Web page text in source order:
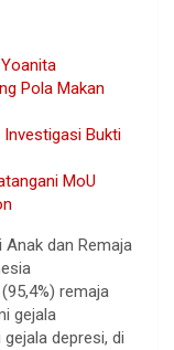
Pola Makan
Bukti
MoU
Anak dan Remaja
remaja
gejala
depresi, di